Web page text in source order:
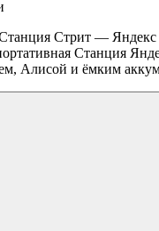
Стрит —
Станция
Алисой и ёмким